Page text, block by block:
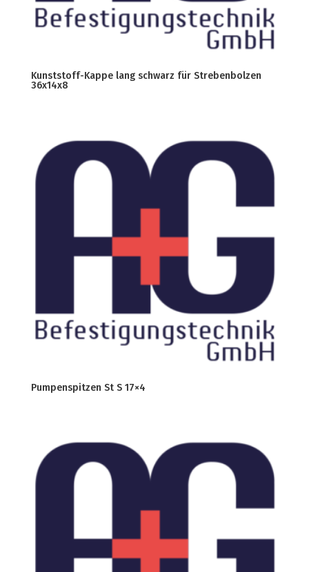
Kunststoff-Kappe lang schwarz für Strebenbolzen
36x14x8
Pumpenspitzen St S 17×4